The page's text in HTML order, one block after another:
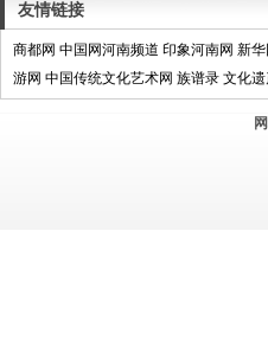
友情链接
商都网 中国网河南频道 印象河南网 新
游网 中国传统文化艺术网 族谱录 文化遗